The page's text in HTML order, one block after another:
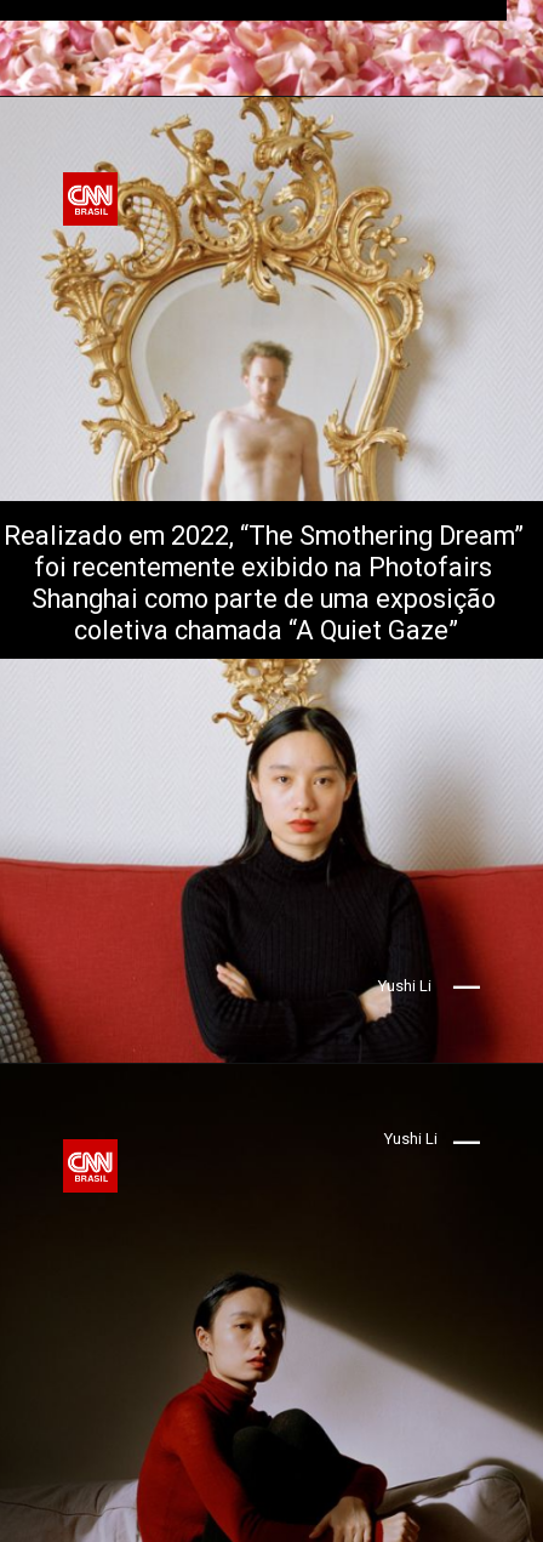
Realizado em 2022, “The Smothering Dream”
foi recentemente exibido na Photofairs
Shanghai como parte de uma exposição
coletiva chamada “A Quiet Gaze”
Yushi Li
Yushi Li